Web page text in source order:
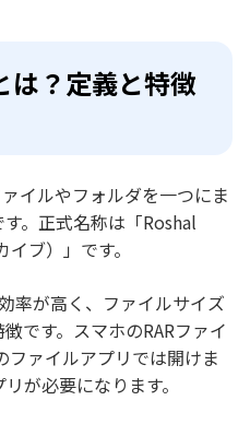
は？定義と特徴
イルやフォルダを一つにま
。正式名称は「Roshal
ブ）」です。
率が高く、ファイルサイズ
です。スマホのRARファイ
ファイルアプリでは開けま
が必要になります。